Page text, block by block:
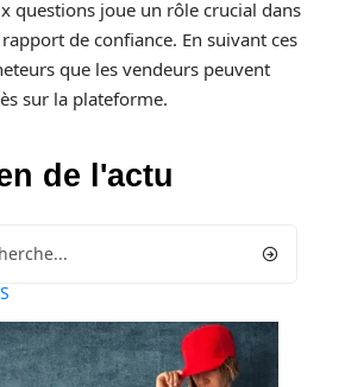
questions joue un rôle crucial dans
rapport de confiance. En suivant ces
que les vendeurs peuvent
sur la plateforme.
de l'actu